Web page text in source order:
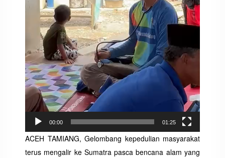
00:00 01:25
ACEH TAMIANG, Gelombang kepedulian masyarakat
terus mengalir ke Sumatra pasca bencana alam yang